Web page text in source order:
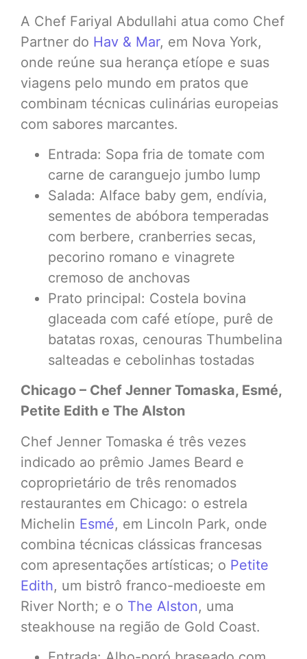
A Chef Fariyal Abdullahi atua como Chef
Partner do Hav & Mar, em Nova York,
onde reúne sua herança etíope e suas
viagens pelo mundo em pratos que
combinam técnicas culinárias europeias
com sabores marcantes.
Entrada: Sopa fria de tomate com
carne de caranguejo jumbo lump
Salada: Alface baby gem, endívia,
sementes de abóbora temperadas
com berbere, cranberries secas,
pecorino romano e vinagrete
cremoso de anchovas
Prato principal: Costela bovina
glaceada com café etíope, purê de
batatas roxas, cenouras Thumbelina
salteadas e cebolinhas tostadas
Chicago – Chef Jenner Tomaska, Esmé,
Petite Edith e The Alston
Chef Jenner Tomaska é três vezes
indicado ao prêmio James Beard e
coproprietário de três renomados
restaurantes em Chicago: o estrela
Michelin Esmé, em Lincoln Park, onde
combina técnicas clássicas francesas
com apresentações artísticas; o Petite
Edith, um bistrô franco-medioeste em
River North; e o The Alston, uma
steakhouse na região de Gold Coast.